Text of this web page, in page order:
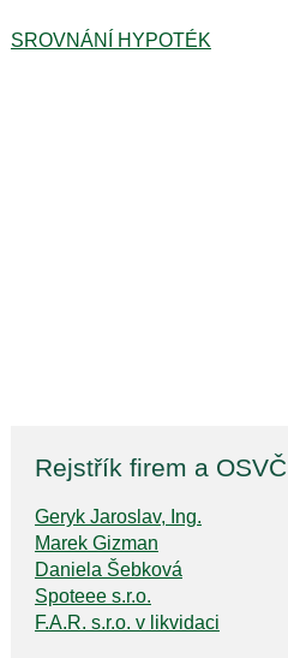
SROVNÁNÍ HYPOTÉK
Rejstřík firem a OSVČ
Geryk Jaroslav, Ing.
Marek Gizman
Daniela Šebková
Spoteee s.r.o.
F.A.R. s.r.o. v likvidaci